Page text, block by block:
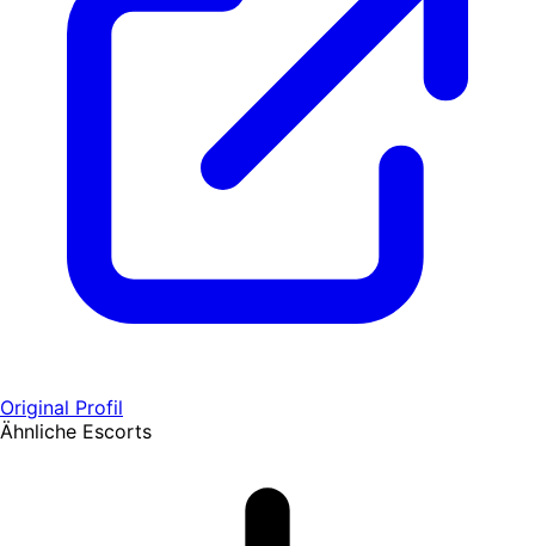
Original Profil
Ähnliche Escorts